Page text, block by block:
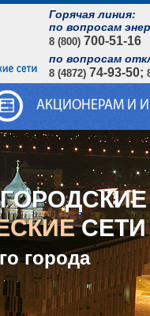
Горячая линия:
по вопросам
8 (800) 700-51-16
по вопросам
8 (4872) 74-93-50;
АКЦИОНЕРАМ И
СЕТИ
города